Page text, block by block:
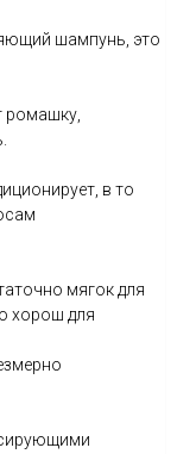
шампунь, это
ромашку,
в то
мягок для
хорош для